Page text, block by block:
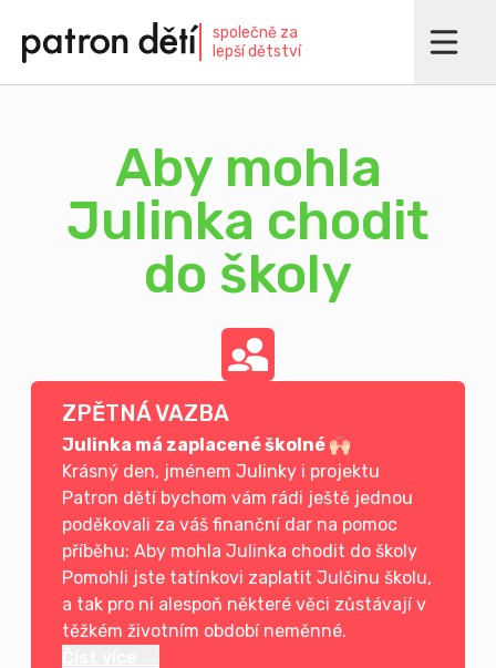
hlavnímu
obsahu
společně za
lepší dětství
Aby mohla
Julinka chodit
do školy
ZPĚTNÁ VAZBA
Julinka má zaplacené školné 🙌🏻
Krásný den, jménem Julinky i projektu
Patron dětí bychom vám rádi ještě jednou
poděkovali za váš finanční dar na pomoc
příběhu: Aby mohla Julinka chodit do školy
Pomohli jste tatínkovi zaplatit Julčinu školu,
a tak pro ni alespoň některé věci zůstávají v
těžkém životním období neměnné.